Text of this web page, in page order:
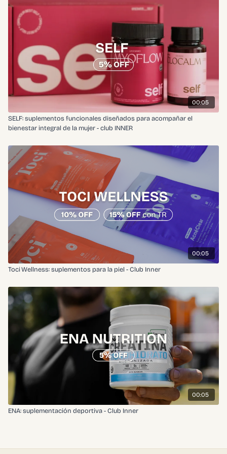
00:05
SELF: suplementos funcionales diseñados para acompañar el
bienestar integral de la mujer - club INNER
00:05
Toci Wellness: suplementos para la piel - Club Inner
00:05
ENA: suplementación deportiva - Club Inner